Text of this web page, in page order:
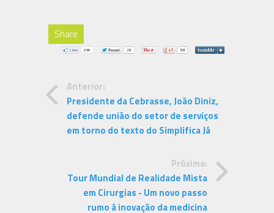
Share
Anterior:
Presidente da Cebrasse, João Diniz,
defende união do setor de serviços
em torno do texto do Simplifica Já
Próxima:
Tour Mundial de Realidade Mista
em Cirurgias - Um novo passo
rumo à inovação da medicina